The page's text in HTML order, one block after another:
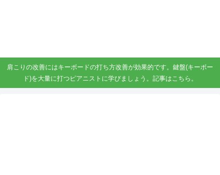
肩こりの改善にはキーボードの打ち方改善が効果的です。鍵盤(キーボー
ド)を大量に打つピアニストに学びましょう。記事はこちら。